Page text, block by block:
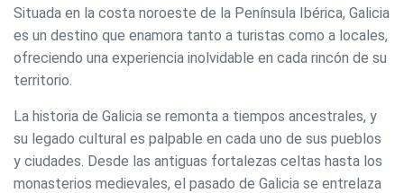
Situada en la costa noroeste de la Península Ibérica, Galicia
es un destino que enamora tanto a turistas como a locales,
ofreciendo una experiencia inolvidable en cada rincón de su
territorio.
La historia de Galicia se remonta a tiempos ancestrales, y
su legado cultural es palpable en cada uno de sus pueblos
y ciudades. Desde las antiguas fortalezas celtas hasta los
monasterios medievales, el pasado de Galicia se entrelaza